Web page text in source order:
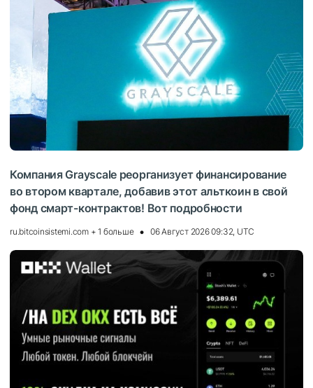
Компания Grayscale реорганизует финансирование
во втором квартале, добавив этот альткоин в свой
фонд смарт-контрактов! Вот подробности
ru.bitcoinsistemi.com + 1 больше 06 Август 2026 09:32, UTC